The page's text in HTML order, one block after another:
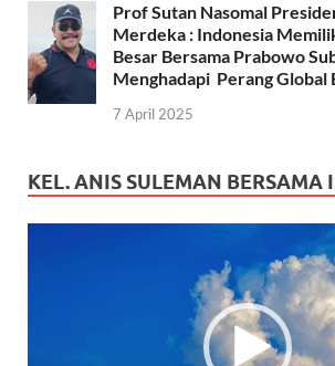
Prof Sutan Nasomal
Merdeka : Indonesia
Besar Bersama Prabowo
Menghadapi Perang Global
7 April 2025
KEL. ANIS SULEMAN BERSAMA